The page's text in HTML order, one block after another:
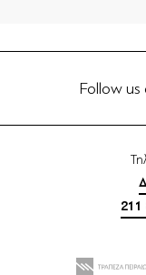
Follow us
211